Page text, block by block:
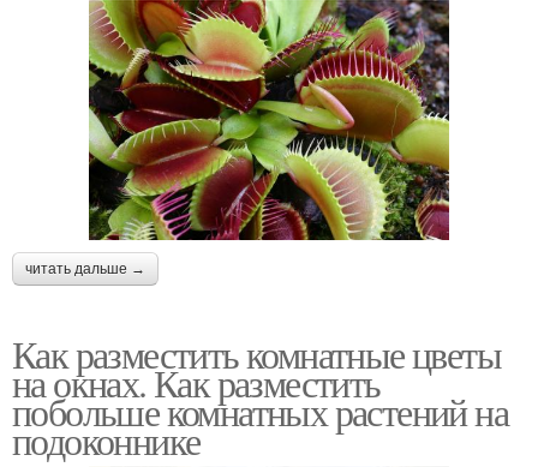
читать дальше →
Как разместить комнатные цветы
на окнах. Как разместить
побольше комнатных растений на
подоконнике